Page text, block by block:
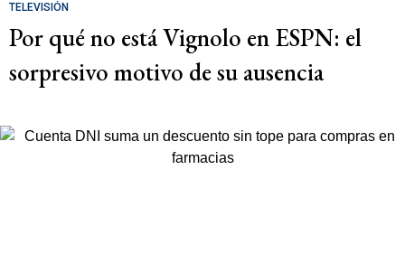
TELEVISIÓN
Por qué no está Vignolo en ESPN: el
sorpresivo motivo de su ausencia